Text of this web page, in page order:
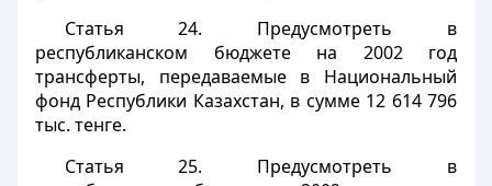
Статья 24. Предусмотреть в
республиканском бюджете на 2002 год
трансферты, передаваемые в Национальный
фонд Республики Казахстан, в сумме 12 614 796
тыс. тенге.
Статья 25. Предусмотреть в